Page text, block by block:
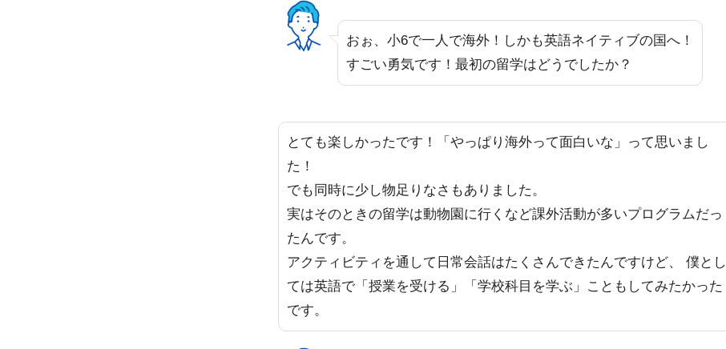
おぉ、小6で一人で海外！しかも英語ネイティブの国へ！
すごい勇気です！最初の留学はどうでしたか？
とても楽しかったです！「やっぱり海外って面白いな」って思いまし
た！
でも同時に少し物足りなさもありました。
実はそのときの留学は動物園に行くなど課外活動が多いプログラムだっ
たんです。
アクティビティを通して日常会話はたくさんできたんですけど、 僕とし
ては英語で「授業を受ける」「学校科目を学ぶ」こともしてみたかった
です。